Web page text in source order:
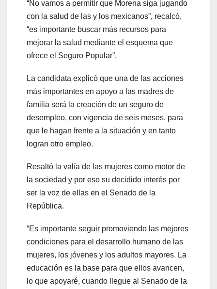
“No vamos a permitir que Morena siga jugando
con la salud de las y los mexicanos”, recalcó,
“es importante buscar más recursos para
mejorar la salud mediante el esquema que
ofrece el Seguro Popular”.
La candidata explicó que una de las acciones
más importantes en apoyo a las madres de
familia será la creación de un seguro de
desempleo, con vigencia de seis meses, para
que le hagan frente a la situación y en tanto
logran otro empleo.
Resaltó la valía de las mujeres como motor de
la sociedad y por eso su decidido interés por
ser la voz de ellas en el Senado de la
República.
“Es importante seguir promoviendo las mejores
condiciones para el desarrollo humano de las
mujeres, los jóvenes y los adultos mayores. La
educación es la base para que ellos avancen,
lo que apoyaré, cuando llegue al Senado de la